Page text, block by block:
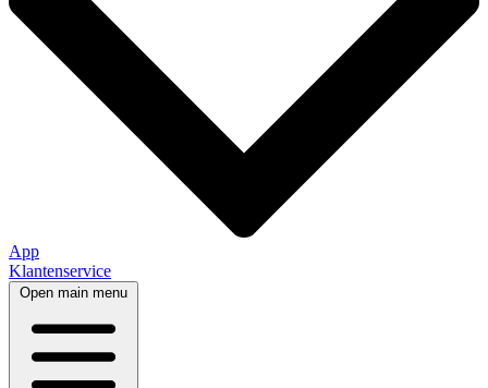
App
Klantenservice
Open main menu